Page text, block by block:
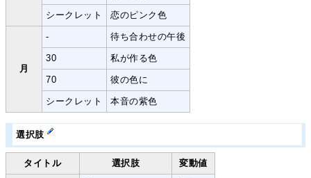
シークレット 恋のピンク色
月
- 待ち合わせの午後
30 私が作る色
70 彼の色に
シークレット 本音の紫色
選択肢
タイトル 選択肢 変動値